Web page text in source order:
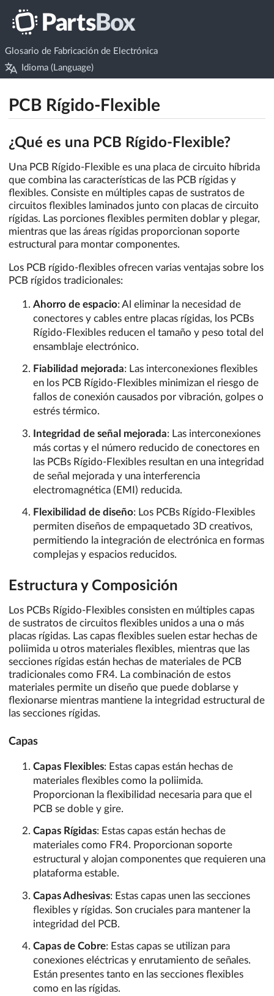
Glosario de Fabricación de Electrónica
Idioma (Language)
PCB Rígido-Flexible
¿Qué es una PCB Rígido-Flexible?
Una PCB Rígido-Flexible es una placa de circuito híbrida
que combina las características de las PCB rígidas y
flexibles. Consiste en múltiples capas de sustratos de
circuitos flexibles laminados junto con placas de circuito
rígidas. Las porciones flexibles permiten doblar y plegar,
mientras que las áreas rígidas proporcionan soporte
estructural para montar componentes.
Los PCB rígido-flexibles ofrecen varias ventajas sobre los
PCB rígidos tradicionales:
Ahorro de espacio: Al eliminar la necesidad de
conectores y cables entre placas rígidas, los PCBs
Rígido-Flexibles reducen el tamaño y peso total del
ensamblaje electrónico.
Fiabilidad mejorada: Las interconexiones flexibles
en los PCB Rígido-Flexibles minimizan el riesgo de
fallos de conexión causados por vibración, golpes o
estrés térmico.
Integridad de señal mejorada: Las interconexiones
más cortas y el número reducido de conectores en
las PCBs Rígido-Flexibles resultan en una integridad
de señal mejorada y una interferencia
electromagnética (EMI) reducida.
Flexibilidad de diseño: Los PCBs Rígido-Flexibles
permiten diseños de empaquetado 3D creativos,
permitiendo la integración de electrónica en formas
complejas y espacios reducidos.
Estructura y Composición
Los PCBs Rígido-Flexibles consisten en múltiples capas
de sustratos de circuitos flexibles unidos a una o más
placas rígidas. Las capas flexibles suelen estar hechas de
poliimida u otros materiales flexibles, mientras que las
secciones rígidas están hechas de materiales de PCB
tradicionales como FR4. La combinación de estos
materiales permite un diseño que puede doblarse y
flexionarse mientras mantiene la integridad estructural de
las secciones rígidas.
Capas
Capas Flexibles: Estas capas están hechas de
materiales flexibles como la poliimida.
Proporcionan la flexibilidad necesaria para que el
PCB se doble y gire.
Capas Rígidas: Estas capas están hechas de
materiales como FR4. Proporcionan soporte
estructural y alojan componentes que requieren una
plataforma estable.
Capas Adhesivas: Estas capas unen las secciones
flexibles y rígidas. Son cruciales para mantener la
integridad del PCB.
Capas de Cobre: Estas capas se utilizan para
conexiones eléctricas y enrutamiento de señales.
Están presentes tanto en las secciones flexibles
como en las rígidas.